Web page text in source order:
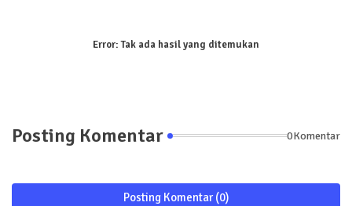
Error:Tak ada hasil yang ditemukan
Posting Komentar 0Komentar
Posting Komentar (0)